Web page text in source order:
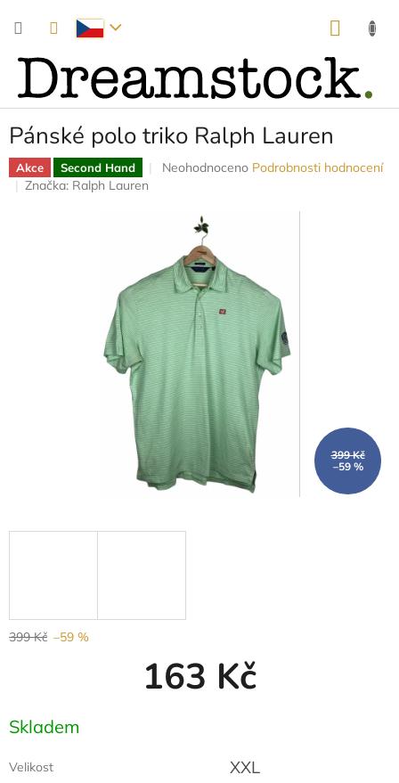
Pánské polo triko Ralph Lauren
Akce Second Hand
Průměrné
5
hvězdiček.
Neohodnoceno Podrobnosti hodnocení
Značka: Ralph Lauren
399 Kč
–59 %
399 Kč –59 %
163 Kč
Měrná
cena:
Skladem
Velikost XXL